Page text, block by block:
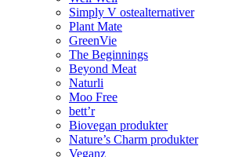
Simply V ostealternativer
Plant Mate
GreenVie
The Beginnings
Beyond Meat
Naturli
Moo Free
bett’r
Biovegan produkter
Nature’s Charm produkter
Veganz